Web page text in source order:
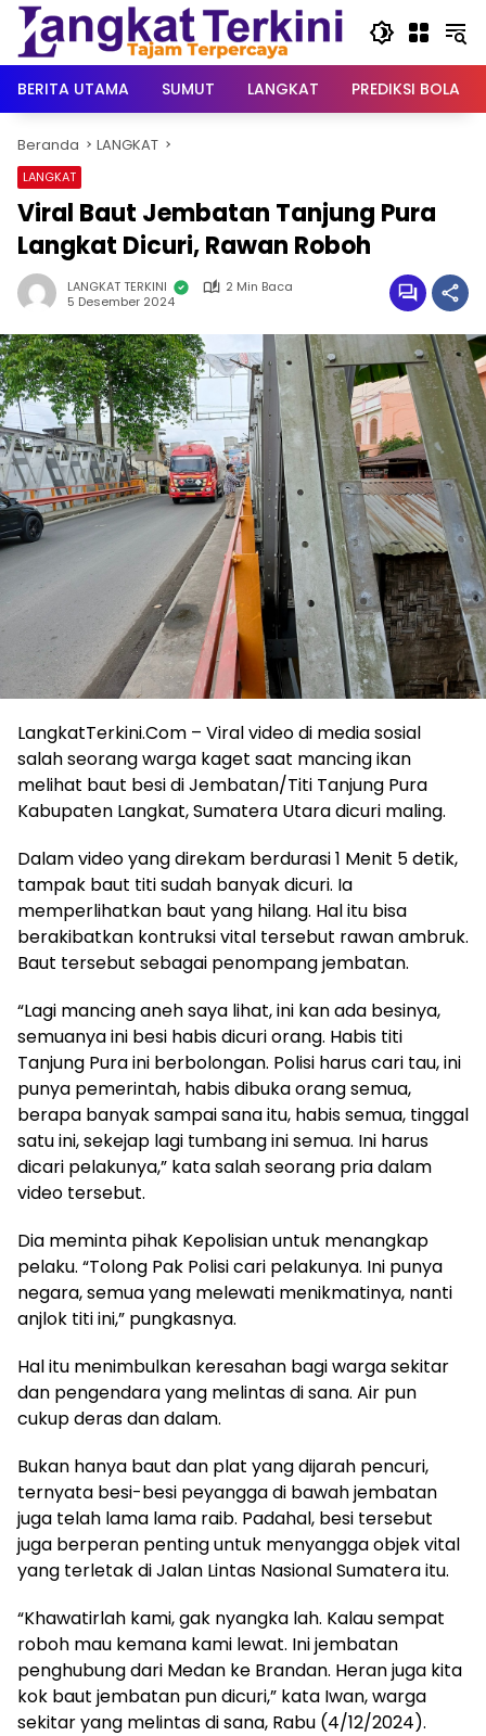
Langsung
konten
BERITA UTAMA
SUMUT LANGKAT PREDIKSI BOLA
Beranda LANGKAT
LANGKAT
Viral Baut Jembatan Tanjung Pura
Langkat Dicuri, Rawan Roboh
LANGKAT TERKINI
2 Min Baca
5 Desember 2024
LangkatTerkini.Com – Viral video di media sosial
salah seorang warga kaget saat mancing ikan
melihat baut besi di Jembatan/Titi Tanjung Pura
Kabupaten Langkat, Sumatera Utara dicuri maling.
Dalam video yang direkam berdurasi 1 Menit 5 detik,
tampak baut titi sudah banyak dicuri. Ia
memperlihatkan baut yang hilang. Hal itu bisa
berakibatkan kontruksi vital tersebut rawan ambruk.
Baut tersebut sebagai penompang jembatan.
“Lagi mancing aneh saya lihat, ini kan ada besinya,
semuanya ini besi habis dicuri orang. Habis titi
Tanjung Pura ini berbolongan. Polisi harus cari tau, ini
punya pemerintah, habis dibuka orang semua,
berapa banyak sampai sana itu, habis semua, tinggal
satu ini, sekejap lagi tumbang ini semua. Ini harus
dicari pelakunya,” kata salah seorang pria dalam
video tersebut.
Dia meminta pihak Kepolisian untuk menangkap
pelaku. “Tolong Pak Polisi cari pelakunya. Ini punya
negara, semua yang melewati menikmatinya, nanti
anjlok titi ini,” pungkasnya.
Hal itu menimbulkan keresahan bagi warga sekitar
dan pengendara yang melintas di sana. Air pun
cukup deras dan dalam.
Bukan hanya baut dan plat yang dijarah pencuri,
ternyata besi-besi peyangga di bawah jembatan
juga telah lama lama raib. Padahal, besi tersebut
juga berperan penting untuk menyangga objek vital
yang terletak di Jalan Lintas Nasional Sumatera itu.
“Khawatirlah kami, gak nyangka lah. Kalau sempat
roboh mau kemana kami lewat. Ini jembatan
penghubung dari Medan ke Brandan. Heran juga kita
kok baut jembatan pun dicuri,” kata Iwan, warga
sekitar yang melintas di sana, Rabu (4/12/2024).